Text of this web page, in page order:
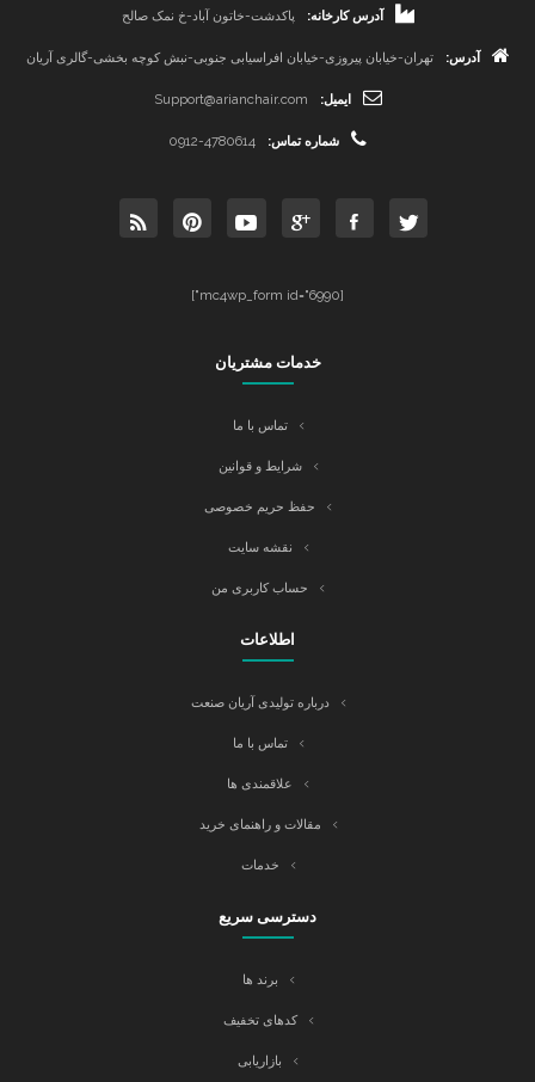
آدرس کارخانه: پاکدشت-خاتون آباد-خ نمک صالح
آدرس: تهران-خیابان پیروزی-خیابان افراسیابی جنوبی-نبش کوچه بخشی-گالری آریان
ایمیل: Support@arianchair.com
شماره تماس: 0912-4780614
[mc4wp_form id="6990"]
خدمات مشتریان
تماس با ما
شرایط و قوانین
حفظ حریم خصوصی
نقشه سایت
حساب کاربری من
اطلاعات
درباره تولیدی آریان صنعت
تماس با ما
علاقمندی ها
مقالات و راهنمای خرید
خدمات
دسترسی سریع
برند ها
کدهای تخفیف
بازاریابی